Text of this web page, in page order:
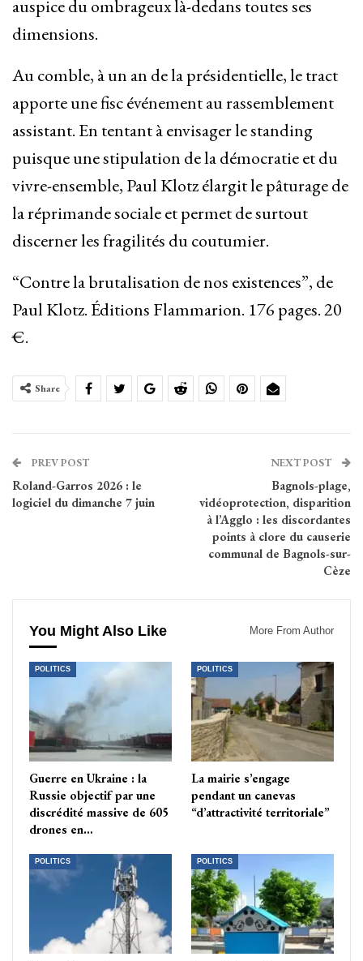
auspice du ombrageux là-dedans toutes ses
dimensions.
Au comble, à un an de la présidentielle, le tract
apporte une fisc événement au rassemblement
assistant. En tentant à envisager le standing
puisque une stipulation de la démocratie et du
vivre-ensemble, Paul Klotz élargit le pâturage de
la réprimande sociale et permet de surtout
discerner les fragilités du coutumier.
“Contre la brutalisation de nos existences”, de
Paul Klotz. Éditions Flammarion. 176 pages. 20
€.
Share
PREV POST
Roland-Garros 2026 : le
logiciel du dimanche 7 juin
NEXT POST
Bagnols-plage,
vidéoprotection, disparition
à l’Agglo : les discordantes
points à clore du causerie
communal de Bagnols-sur-
Cèze
You Might Also Like More From Author
POLITICS
Guerre en Ukraine : la
Russie objectif par une
discrédité massive de 605
drones en…
POLITICS
La mairie s’engage
pendant un canevas
“d’attractivité territoriale”
POLITICS POLITICS